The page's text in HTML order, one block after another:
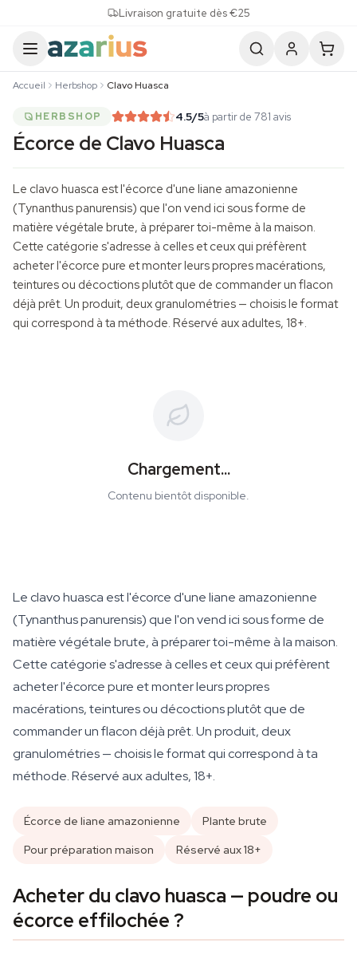
Livraison gratuite dès €25
Accueil Herbshop Clavo Huasca
HERBSHOP 4.5/5à partir de 781 avis
Écorce de Clavo Huasca
Le clavo huasca est l'écorce d'une liane amazonienne
(Tynanthus panurensis) que l'on vend ici sous forme de
matière végétale brute, à préparer toi-même à la maison.
Cette catégorie s'adresse à celles et ceux qui préfèrent
acheter l'écorce pure et monter leurs propres macérations,
teintures ou décoctions plutôt que de commander un flacon
déjà prêt. Un produit, deux granulométries — choisis le format
qui correspond à ta méthode. Réservé aux adultes, 18+.
Chargement...
Contenu bientôt disponible.
Le clavo huasca est l'écorce d'une liane amazonienne
(Tynanthus panurensis) que l'on vend ici sous forme de
matière végétale brute, à préparer toi-même à la maison.
Cette catégorie s'adresse à celles et ceux qui préfèrent
acheter l'écorce pure et monter leurs propres
macérations, teintures ou décoctions plutôt que de
commander un flacon déjà prêt. Un produit, deux
granulométries — choisis le format qui correspond à ta
méthode. Réservé aux adultes, 18+.
Écorce de liane amazonienne
Plante brute
Pour préparation maison
Réservé aux 18+
Acheter du clavo huasca — poudre ou
écorce effilochée ?